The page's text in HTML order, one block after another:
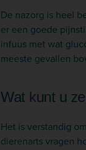
De nazorg is heel
er een goede
infuus met wat
meeste gevallen
Wat kunt u
Het is verstandig
dierenarts vragen